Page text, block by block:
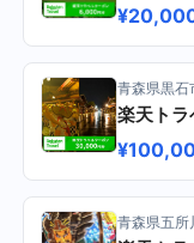
青森県黒石
楽天ト
青森県五所